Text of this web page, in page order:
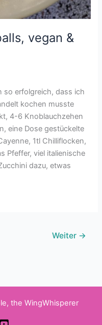
vegan &
so erfolgreich, dass ich
kochen musste
4-6 Knoblauchzehen
eine Dose gestückelte
1tl Chilliflocken,
Pfeffer, viel italienische
dazu, etwas
Weiter →
the WingWhisperer